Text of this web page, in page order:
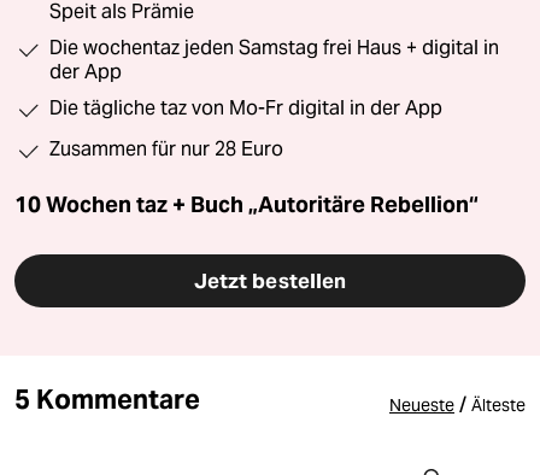
Speit als Prämie
Die wochentaz jeden Samstag frei Haus + digital in
der App
Die tägliche taz von Mo-Fr digital in der App
Zusammen für nur 28 Euro
10 Wochen taz + Buch „Autoritäre Rebellion“
Jetzt bestellen
5 Kommentare Neueste / Älteste